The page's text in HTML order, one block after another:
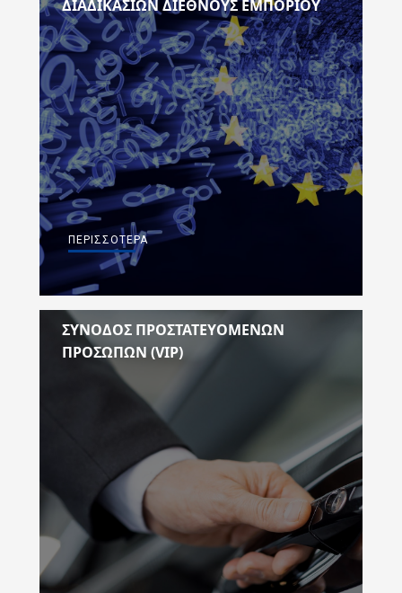
ΔΙΑΔΙΚΑΣΙΏΝ ΔΙΕΘΝΟΎΣ ΕΜΠΟΡΊΟΥ
ΠΕΡΙΣΣΌΤΕΡΑ
ΣΥΝΟΔΟΣ ΠΡΟΣΤΑΤΕΥΟΜΕΝΩΝ
ΠΡΟΣΩΠΩΝ (VIP)